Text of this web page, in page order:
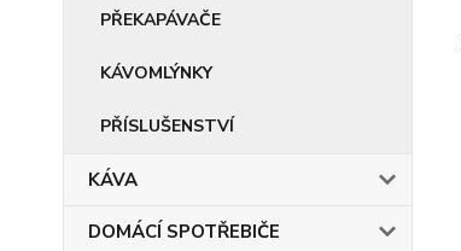
PŘEKAPÁVAČE
KÁVOMLÝNKY
PŘÍSLUŠENSTVÍ
KÁVA
DOMÁCÍ SPOTŘEBIČE